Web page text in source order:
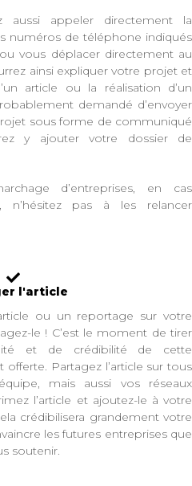
aussi appeler directement la
numéros de téléphone indiqués
vous déplacer directement au
ainsi expliquer votre projet et
article ou la réalisation d’un
demandé d’envoyer
sous forme de communiqué
y ajouter votre dossier de
d’entreprises, en cas
n’hésitez pas à les relancer
l'article
ou un reportage sur votre
le ! C’est le moment de tirer
et de crédibilité de cette
Partagez l’article sur tous
mais aussi vos réseaux
l’article et ajoutez-le à votre
crédibilisera grandement votre
les futures entreprises que
soutenir.